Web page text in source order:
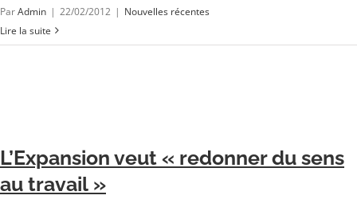
ParAdmin | 22/02/2012 | Nouvelles récentes
Lire la suite
L’Expansion veut « redonner du sens
au travail »